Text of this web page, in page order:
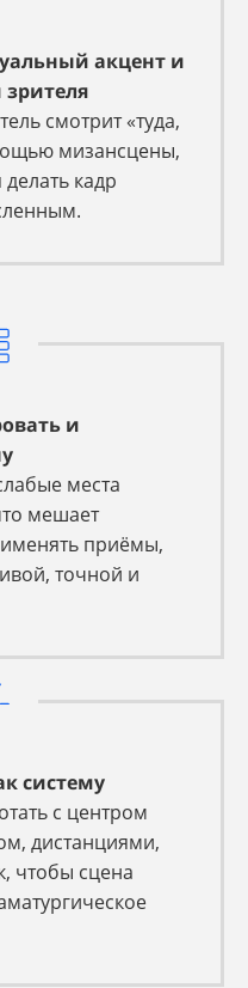
акцент и
смотрит «туда,
мизансцены,
кадр
и
места
мешает
приёмы,
точной и
систему
с центром
дистанциями,
чтобы сцена